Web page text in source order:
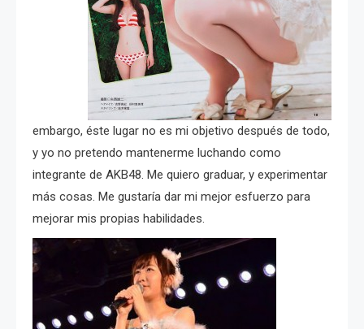
embargo, éste lugar no es mi objetivo después de todo,
y yo no pretendo mantenerme luchando como
integrante de AKB48. Me quiero graduar, y experimentar
más cosas. Me gustaría dar mi mejor esfuerzo para
mejorar mis propias habilidades.